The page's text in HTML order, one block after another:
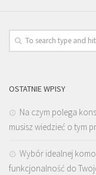
OSTATNIE WPISY
Na czym polega
musisz wiedzieć o tym
Wybór idealnej
funkcjonalność do